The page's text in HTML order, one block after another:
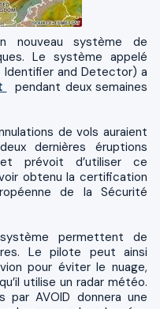
système de
Le système appelé
Identifier and Detector) a
pendant deux semaines
de vols auraient
dernières éruptions
prévoit d’utiliser ce
obtenu la certification
de la Sécurité
permettent de
Le pilote peut ainsi
pour éviter le nuage,
utilise un radar météo.
par AVOID donnera une